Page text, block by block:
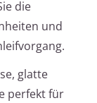
die
und
glatte
perfekt für